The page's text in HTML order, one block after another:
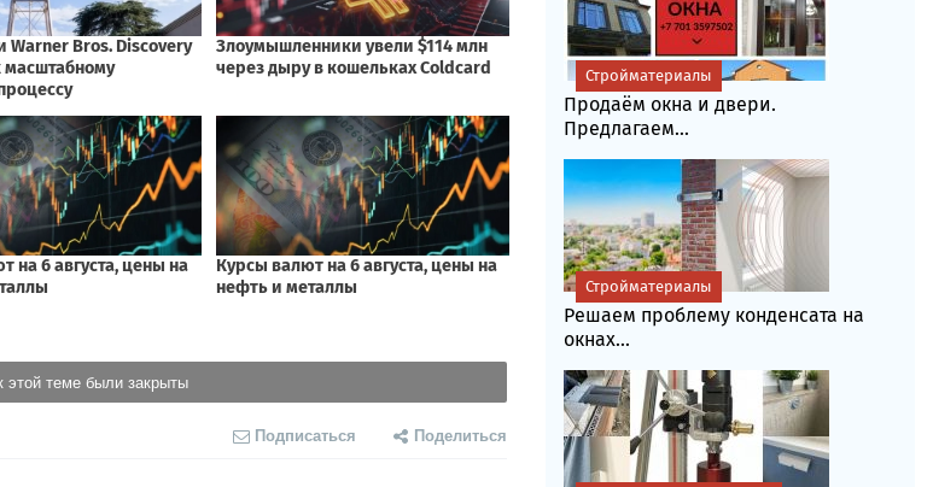
этой теме были закрыты
Подписаться Поделиться
Продаём окна и двери.
Предлагаем...
Стройматериалы
Решаем проблему конденсата на
окнах...
Стройматериалы